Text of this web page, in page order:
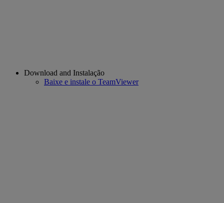
Download and Instalação
Baixe e instale o TeamViewer